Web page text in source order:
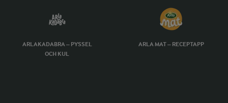
ARLAKADABRA – PYSSEL
OCH KUL
ARLA MAT – RECEPTAPP